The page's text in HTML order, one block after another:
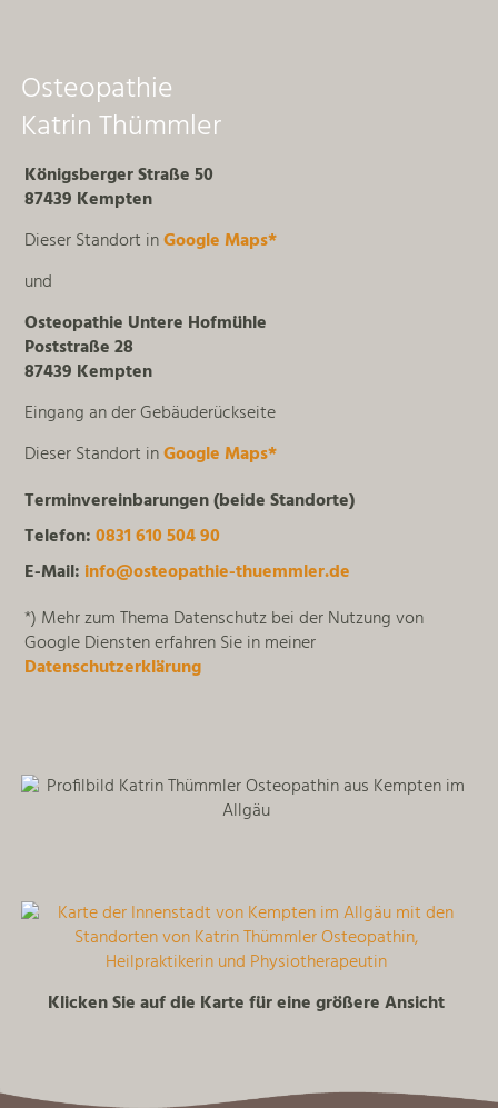
Osteopathie
Katrin Thümmler
Königsberger Straße 50
87439 Kempten
Dieser Standort inGoogle Maps*
und
Osteopathie Untere Hofmühle
Poststraße 28
87439 Kempten
Eingang an der Gebäuderückseite
Dieser Standort inGoogle Maps*
Terminvereinbarungen (beide Standorte)
Telefon:0831 610 504 90
E-Mail: info@osteopathie-thuemmler.de
*) Mehr zum Thema Datenschutz bei der Nutzung von
Google Diensten erfahren Sie in meiner
Datenschutzerklärung
Klicken Sie auf die Karte für eine größere Ansicht